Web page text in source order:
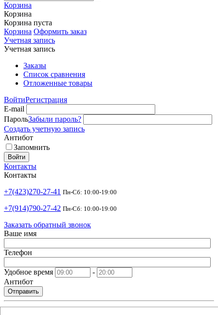
Корзина
Корзина
Корзина пуста
Корзина Оформить заказ
Учетная запись
Учетная запись
Заказы
Список сравнения
Отложенные товары
ВойтиРегистрация
E-mail
ПарольЗабыли пароль?
Создать учетную запись
Антибот
Запомнить
Войти
Контакты
Контакты
+7(423)270-27-41 Пн-Сб: 10:00-19:00
+7(914)790-27-42 Пн-Сб: 10:00-19:00
Заказать обратный звонок
Ваше имя
Телефон
Удобное время
-
Антибот
Отправить